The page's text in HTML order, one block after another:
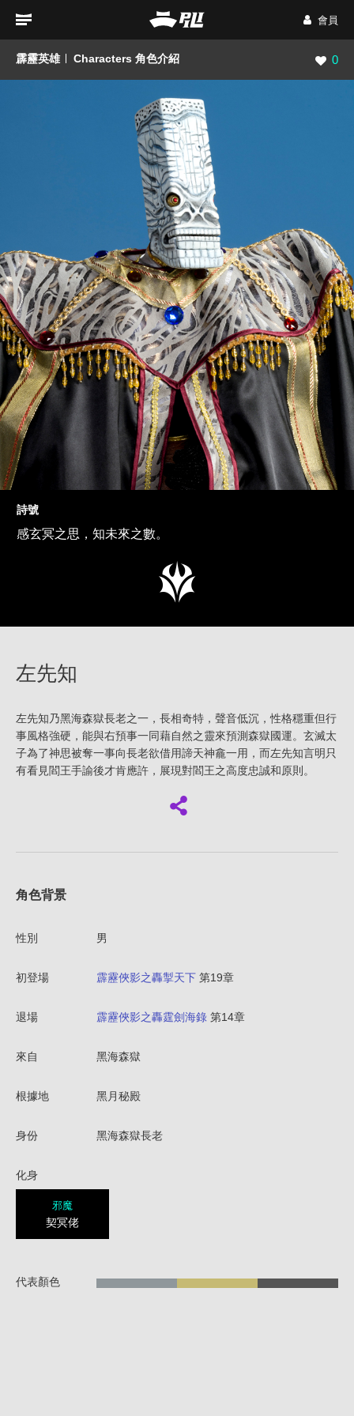
會員
霹靂英雄 Characters 角色介紹 瀏覽
0
詩號
感玄冥之思，知未來之數。
左先知
左先知乃黑海森獄長老之一，長相奇特，聲音低沉，性格穩重但行
事風格強硬，能與右預事一同藉自然之靈來預測森獄國運。玄滅太
子為了神思被奪一事向長老欲借用諦天神龕一用，而左先知言明只
有看見閻王手諭後才肯應許，展現對閻王之高度忠誠和原則。
角色背景
性別 男
初登場 霹靂俠影之轟掣天下 第19章
退場 霹靂俠影之轟霆劍海錄 第14章
來自 黑海森獄
根據地 黑月秘殿
身份 黑海森獄長老
化身
邪魔
契冥佬
代表顏色